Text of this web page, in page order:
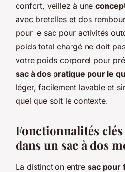
confort, veillez à une
avec bretelles et dos
pour le sac pour activités
poids total chargé ne doit
votre poids corporel pour
sac à dos pratique pour le
léger, facilement lavable et
quel que soit le contexte.
Fonctionnalités
dans un sac à dos
La distinction entre sac pour